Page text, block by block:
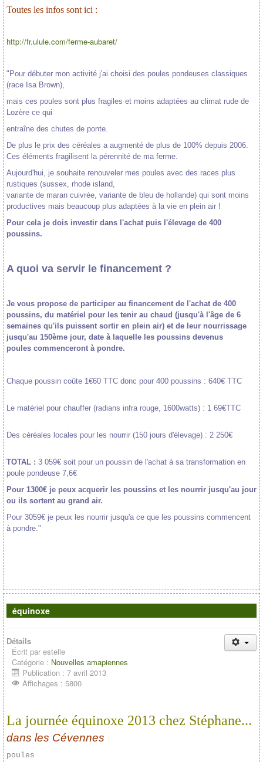
Toutes les infos sont ici :
http://fr.ulule.com/ferme-aubaret/
"Pour débuter mon activité j'ai choisi des poules pondeuses classiques
(race Isa Brown),
mais ces poules sont plus fragiles et moins adaptées au climat rude de
Lozère ce qui
entraîne des chutes de ponte.
De plus le prix des céréales a augmenté de plus de 100% depuis 2006.
Ces éléments fragilisent la pérennité de ma ferme.
Aujourd'hui, je souhaite renouveler mes poules avec des races plus
rustiques (sussex, rhode island,
variante de maran cuivrée, variante de bleu de hollande) qui sont moins
productives mais beaucoup plus adaptées à la vie en plein air !
Pour cela je dois investir dans l'achat puis l'élevage de 400
poussins.
A quoi va servir le financement ?
Je vous propose de participer au financement de l'achat de 400
poussins, du matériel pour les tenir au chaud (jusqu'à l'âge de 6
semaines qu'ils puissent sortir en plein air) et de leur nourrissage
jusqu'au 150ème jour, date à laquelle les poussins devenus
poules commenceront à pondre.
Chaque poussin coûte 1€60 TTC donc pour 400 poussins : 640€ TTC
Le matériel pour chauffer (radians infra rouge, 1600watts) : 1 69€TTC
Des céréales locales pour les nourrir (150 jours d'élevage) : 2 250€
TOTAL : 3 059€ soit pour un poussin de l'achat à sa transformation en
poule pondeuse 7,6€
Pour 1300€ je peux acquerir les poussins et les nourrir jusqu'au jour
ou ils sortent au grand air.
Pour 3059€ je peux les nourrir jusqu'a ce que les poussins commencent
à pondre."
équinoxe
Détails
Écrit par estelle
Catégorie : Nouvelles amapiennes
Publication : 7 avril 2013
Affichages : 5800
La journée équinoxe 2013 chez Stéphane...
dans les Cévennes
poules